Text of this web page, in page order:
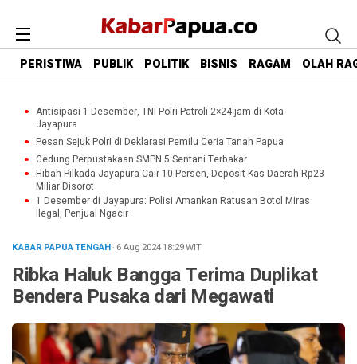
PERISTIWA PUBLIK POLITIK BISNIS RAGAM OLAH
Antisipasi 1 Desember, TNI Polri Patroli 2×24 jam di Kota
Jayapura
Pesan Sejuk Polri di Deklarasi Pemilu Ceria Tanah Papua
Gedung Perpustakaan SMPN 5 Sentani Terbakar
Hibah Pilkada Jayapura Cair 10 Persen, Deposit Kas Daerah Rp23
Miliar Disorot
1 Desember di Jayapura: Polisi Amankan Ratusan Botol Miras
Ilegal, Penjual Ngacir
KABAR PAPUA TENGAH· 6 Aug 202418:29WIT
Ribka Haluk Bangga Terima Duplikat
Bendera Pusaka dari Megawati